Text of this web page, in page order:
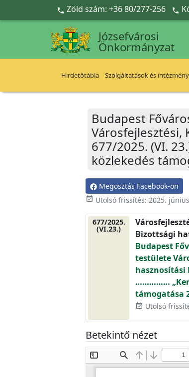
Ugrás a fő tartalomra
 Zöld szám: +36 80/277-256 
Józsefvárosi
Önkormányzat
Hirdetőtábla Szolgáltatások és
Budapest
Városfejlesztési,
677/2025. (VI.
közlekedés
Megosztás Facebook-on
event_available Utolsó frissítés: 2025.
677/2025.
(VI.23.)
Bizottsági
Budapest
testülete
hasznosítási
……………
támogatása
event_available Utolsó
Betekintő nézet